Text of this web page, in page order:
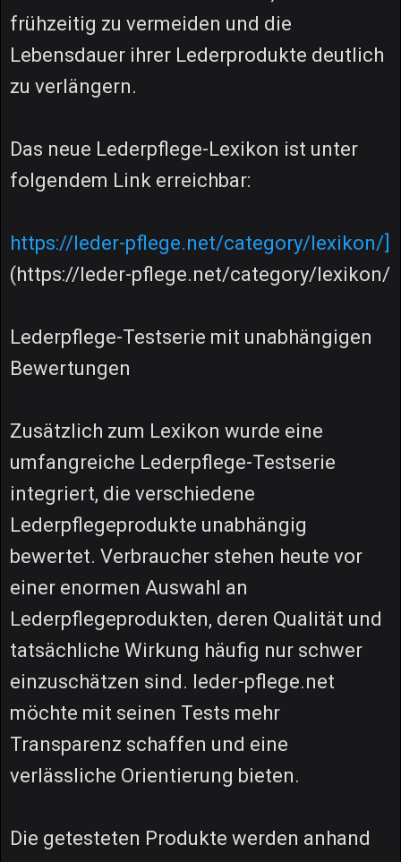
frühzeitig zu vermeiden und die
Lebensdauer ihrer Lederprodukte deutlich
zu verlängern.
Das neue Lederpflege-Lexikon ist unter
folgendem Link erreichbar:
https://leder-pflege.net/category/lexikon/]
(https://leder-pflege.net/category/lexikon/
Lederpflege-Testserie mit unabhängigen
Bewertungen
Zusätzlich zum Lexikon wurde eine
umfangreiche Lederpflege-Testserie
integriert, die verschiedene
Lederpflegeprodukte unabhängig
bewertet. Verbraucher stehen heute vor
einer enormen Auswahl an
Lederpflegeprodukten, deren Qualität und
tatsächliche Wirkung häufig nur schwer
einzuschätzen sind. leder-pflege.net
möchte mit seinen Tests mehr
Transparenz schaffen und eine
verlässliche Orientierung bieten.
Die getesteten Produkte werden anhand